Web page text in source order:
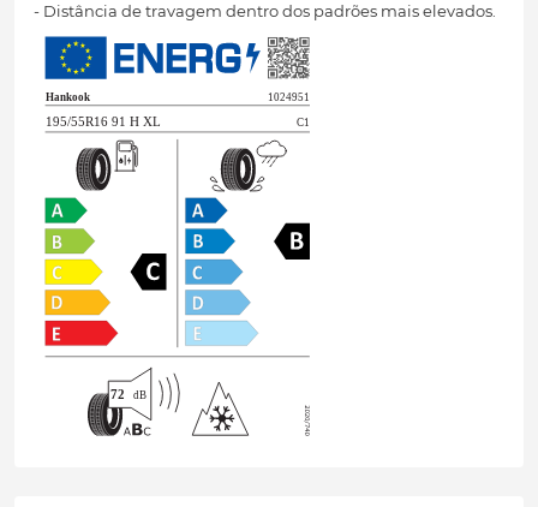
- Distância de travagem dentro dos padrões mais elevados.